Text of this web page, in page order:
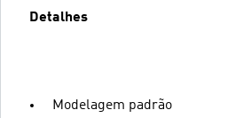
Detalhes
Modelagem padrão